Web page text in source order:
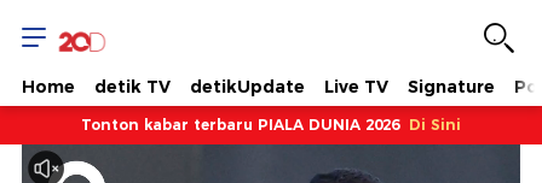
Home detik TV detikUpdate Live TV Signature
Tonton kabar terbaru PIALA DUNIA 2026 Di Sini